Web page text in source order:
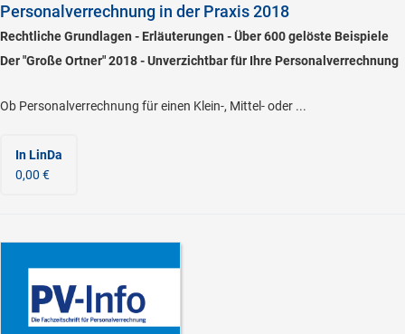
Personalverrechnung in der Praxis 2018
Rechtliche Grundlagen - Erläuterungen - Über 600 gelöste Beispiele
Der "Große Ortner" 2018 - Unverzichtbar für Ihre Personalverrechnung
Ob Personalverrechnung für einen Klein-, Mittel- oder ...
In LinDa
0,00 €